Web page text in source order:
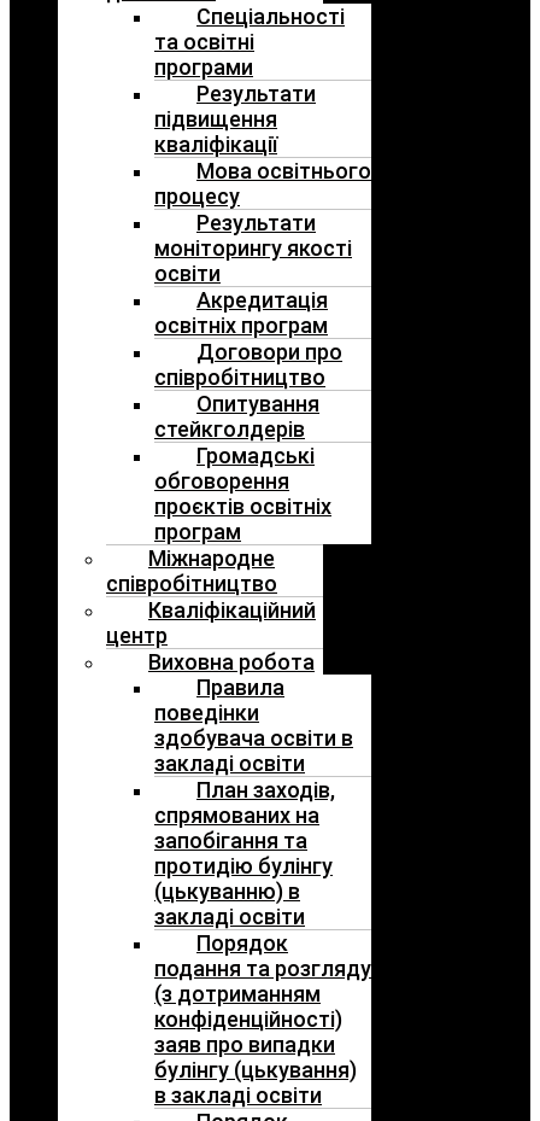
Спеціальності
та освітні
програми
Результати
підвищення
кваліфікації
Мова освітнього
процесу
Результати
моніторингу якості
освіти
Акредитація
освітніх програм
Договори про
співробітництво
Опитування
стейкголдерів
Громадські
обговорення
проєктів освітніх
програм
Міжнародне
співробітництво
Кваліфікаційний
центр
Виховна робота
Правила
поведінки
здобувача освіти в
закладі освіти
План заходів,
спрямованих на
запобігання та
протидію булінгу
(цькуванню) в
закладі освіти
Порядок
подання та розгляду
(з дотриманням
конфіденційності)
заяв про випадки
булінгу (цькування)
в закладі освіти